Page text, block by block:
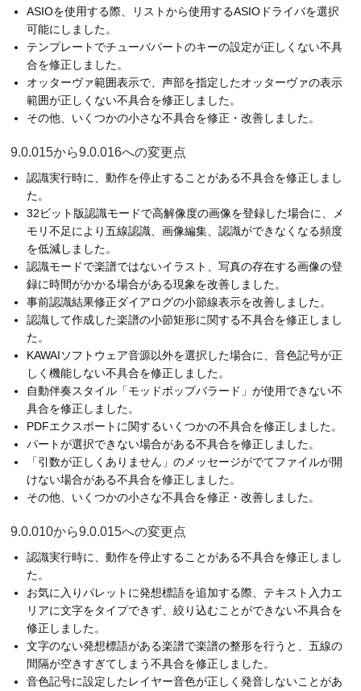
ASIOを使用する際、リストから使用するASIOドライバを選択
可能にしました。
テンプレートでチューバパートのキーの設定が正しくない不具
合を修正しました。
オッターヴァ範囲表示で、声部を指定したオッターヴァの表示
範囲が正しくない不具合を修正しました。
その他、いくつかの小さな不具合を修正・改善しました。
9.0.015から9.0.016への変更点
認識実行時に、動作を停止することがある不具合を修正しまし
た。
32ビット版認識モードで高解像度の画像を登録した場合に、メ
モリ不足により五線認識、画像編集、認識ができなくなる頻度
を低減しました。
認識モードで楽譜ではないイラスト、写真の存在する画像の登
録に時間がかかる場合がある現象を改善しました。
事前認識結果修正ダイアログの小節線表示を改善しました。
認識して作成した楽譜の小節矩形に関する不具合を修正しまし
た。
KAWAIソフトウェア音源以外を選択した場合に、音色記号が正
しく機能しない不具合を修正しました。
自動伴奏スタイル「モッドポップバラード」が使用できない不
具合を修正しました。
PDFエクスポートに関するいくつかの不具合を修正しました。
パートが選択できない場合がある不具合を修正しました。
「引数が正しくありません」のメッセージがでてファイルが開
けない場合がある不具合を修正しました。
その他、いくつかの小さな不具合を修正・改善しました。
9.0.010から9.0.015への変更点
認識実行時に、動作を停止することがある不具合を修正しまし
た。
お気に入りパレットに発想標語を追加する際、テキスト入力エ
リアに文字をタイプできず、絞り込むことができない不具合を
修正しました。
文字のない発想標語がある楽譜で楽譜の整形を行うと、五線の
間隔が空きすぎてしまう不具合を修正しました。
音色記号に設定したレイヤー音色が正しく発音しないことがあ